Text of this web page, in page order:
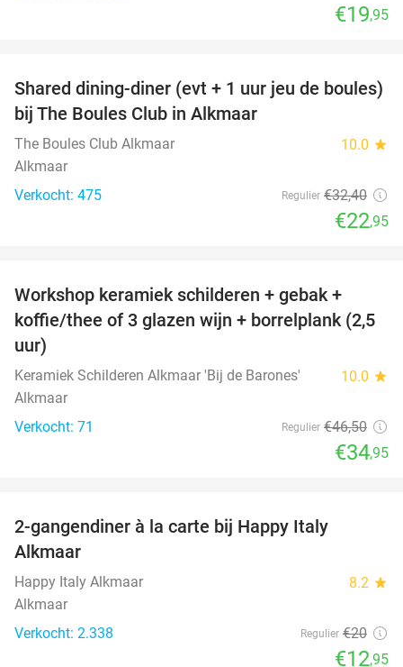
€19,95
29%
Shared dining-diner (evt + 1 uur jeu de boules)
bij The Boules Club in Alkmaar
The Boules Club Alkmaar 10.0 star
Alkmaar
Verkocht: 475
Regulier €32,40
€22,95
Workshop keramiek schilderen + gebak +
koffie/thee of 3 glazen wijn + borrelplank (2,5
uur)
Keramiek Schilderen Alkmaar 'Bij de Barones' 10.0 star
Alkmaar
Verkocht: 71
Regulier €46,50
€34,95
2-gangendiner à la carte bij Happy Italy
Alkmaar
Happy Italy Alkmaar 8.2 star
Alkmaar
Verkocht: 2.338
Regulier €20
€12,95